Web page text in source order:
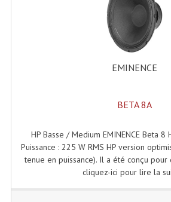
EMINENCE
BETA 8A
HP Basse / Medium EMINENCE Beta
Puissance : 225 W RMS HP version
tenue en puissance). Il a été conçu
cliquez-ici pour lire la